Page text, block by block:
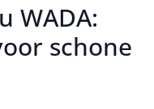
WADA:
schone